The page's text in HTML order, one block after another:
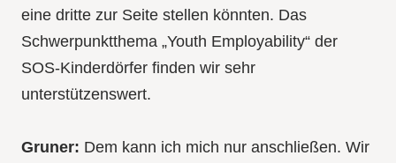
eine dritte zur Seite stellen könnten. Das
Schwerpunktthema „Youth Employability“ der
SOS-Kinderdörfer finden wir sehr
unterstützenswert.
Gruner: Dem kann ich mich nur anschließen. Wir